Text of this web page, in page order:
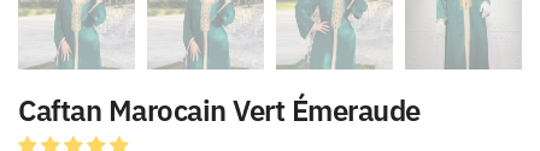
Caftan Marocain Vert Émeraude